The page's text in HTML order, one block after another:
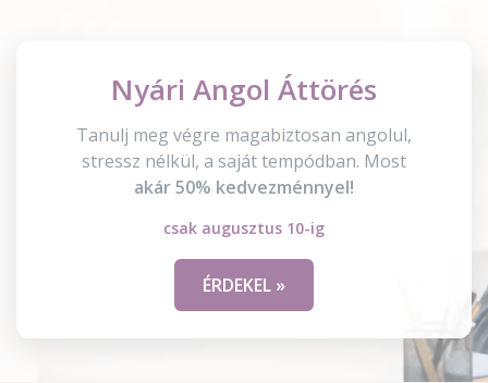
Nyári Angol Áttörés
Tanulj meg végre magabiztosan angolul,
stressz nélkül, a saját tempódban. Most
akár 50% kedvezménnyel!
csak augusztus 10-ig
ÉRDEKEL »